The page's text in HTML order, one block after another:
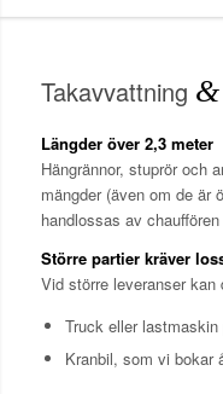
Takavvattning &
Längder över 2,3 meter
Hängrännor, stuprör och
mängder (även om de är
handlossas av
Större partier kräver
Vid större leveranser kan
Truck eller
Kranbil, som vi bokar